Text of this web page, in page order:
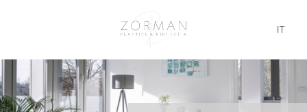
IT